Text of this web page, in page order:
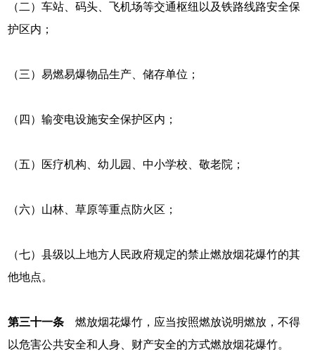
（二）车站、码头、飞机场等交通枢纽以及铁路线路安全保
护区内；
（三）易燃易爆物品生产、储存单位；
（四）输变电设施安全保护区内；
（五）医疗机构、幼儿园、中小学校、敬老院；
（六）山林、草原等重点防火区；
（七）县级以上地方人民政府规定的禁止燃放烟花爆竹的其
他地点。
第三十一条 燃放烟花爆竹，应当按照燃放说明燃放，不得
以危害公共安全和人身、财产安全的方式燃放烟花爆竹。